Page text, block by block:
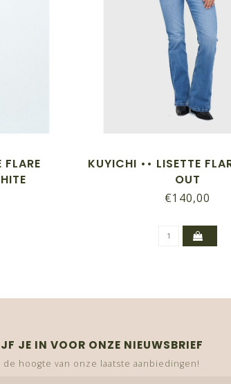
FLARE
KUYICHI •• LISETTE
OUT
€140,00
JE IN VOOR ONZE NIEUWSBRIEF
hoogte van onze laatste aanbiedingen!